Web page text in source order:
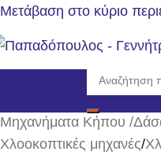
Μετάβαση στο κύριο
Αρχική σελίδα/
Μηχανήματα Κήπου /
Χλοοκοπτικές μηχανές/